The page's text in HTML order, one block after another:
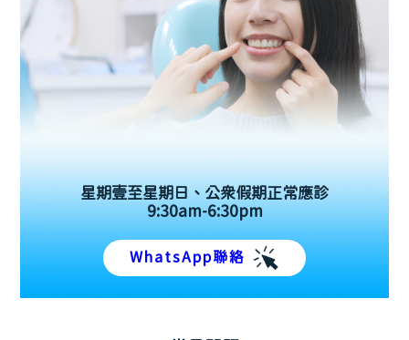
星期壹至星期日、公眾假期正常應診
9:30am-6:30pm
WhatsApp聯絡